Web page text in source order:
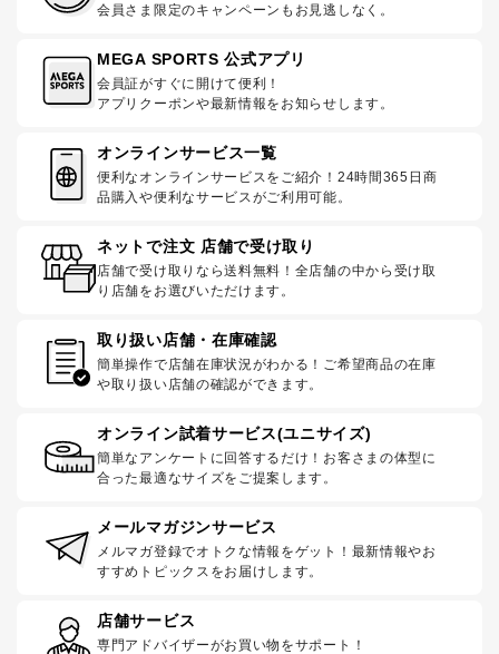
会員さま限定のキャンペーンもお見逃しなく。
MEGA SPORTS 公式アプリ
会員証がすぐに開けて便利！
アプリクーポンや最新情報をお知らせします。
オンラインサービス一覧
便利なオンラインサービスをご紹介！24時間365日商
品購入や便利なサービスがご利用可能。
ネットで注文 店舗で受け取り
店舗で受け取りなら送料無料！全店舗の中から受け取
り店舗をお選びいただけます。
取り扱い店舗・在庫確認
簡単操作で店舗在庫状況がわかる！ご希望商品の在庫
や取り扱い店舗の確認ができます。
オンライン試着サービス(ユニサイズ)
簡単なアンケートに回答するだけ！お客さまの体型に
合った最適なサイズをご提案します。
メールマガジンサービス
メルマガ登録でオトクな情報をゲット！最新情報やお
すすめトピックスをお届けします。
店舗サービス
専門アドバイザーがお買い物をサポート！